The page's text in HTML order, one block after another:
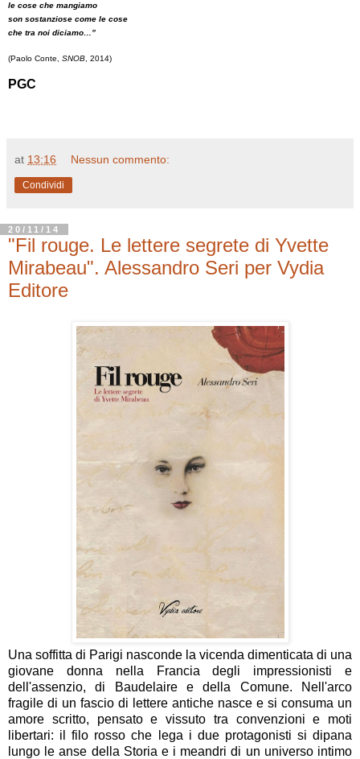
le cose che mangiamo
son sostanziose come le cose
che tra noi diciamo…”
(Paolo Conte, SNOB , 2014)
PGC
at 13:16 Nessun commento:
Condividi
20/11/14
"Fil rouge. Le lettere segrete di Yvette
Mirabeau". Alessandro Seri per Vydia
Editore
Una soffitta di Parigi nasconde la vicenda dimenticata di una
giovane donna nella Francia degli impressionisti e
dell'assenzio, di Baudelaire e della Comune. Nell'arco
fragile di un fascio di lettere antiche nasce e si consuma un
amore scritto, pensato e vissuto tra convenzioni e moti
libertari: il filo rosso che lega i due protagonisti si dipana
lungo le anse della Storia e i meandri di un universo intimo